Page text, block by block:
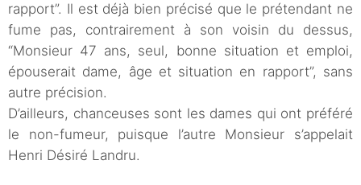
rapport”. Il est déjà bien précisé que le prétendant ne
fume pas, contrairement à son voisin du dessus,
“Monsieur 47 ans, seul, bonne situation et emploi,
épouserait dame, âge et situation en rapport”, sans
autre précision.
D’ailleurs, chanceuses sont les dames qui ont préféré
le non-fumeur, puisque l’autre Monsieur s’appelait
Henri Désiré Landru.